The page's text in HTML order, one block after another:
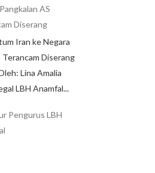
AS
Diserang
Iran ke Negara
Terancam Diserang
Lina Amalia
LBH Anamfal...
Pengurus LBH